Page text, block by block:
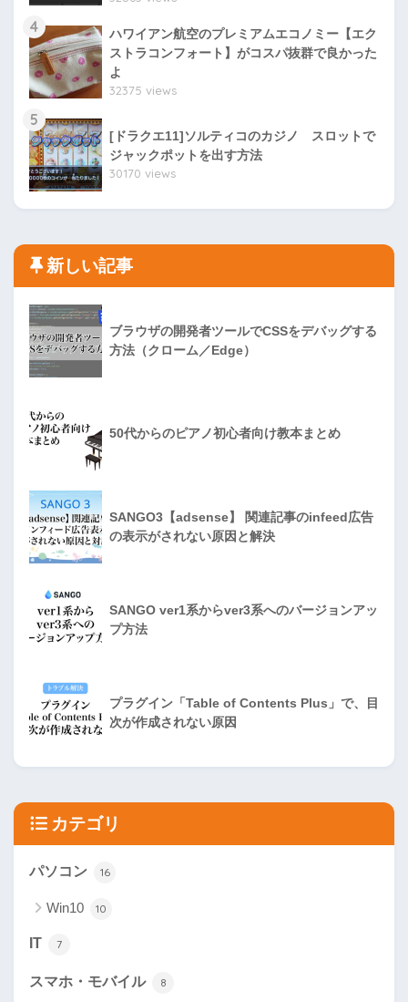
4
ハワイアン航空のプレミアムエコノミー【エク
ストラコンフォート】がコスパ抜群で良かった
よ
32375 views
5
[ドラクエ11]ソルティコのカジノ スロットで
ジャックポットを出す方法
30170 views
新しい記事
ブラウザの開発者ツールでCSSをデバッグする
方法（クローム／Edge）
50代からのピアノ初心者向け教本まとめ
SANGO3【adsense】 関連記事のinfeed広告
の表示がされない原因と解決
SANGO ver1系からver3系へのバージョンアッ
プ方法
プラグイン「Table of Contents Plus」で、目
次が作成されない原因
カテゴリ
パソコン 16
Win10 10
IT 7
スマホ・モバイル 8